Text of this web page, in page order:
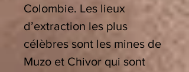
Colombie. Les lieux
d’extraction les plus
célèbres sont les mines de
Muzo et Chivor qui sont